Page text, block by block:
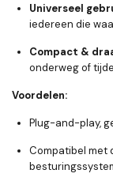
Universeel
iedereen die
Compact &
onderweg of
Voordelen:
Plug-and-play,
Compatibel met